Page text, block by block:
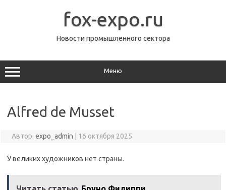
fox-expo.ru
Новости промышленного сектора
Меню
Alfred de Musset
Автор: expo_admin 16 октября 2025
У великих художников нет страны.